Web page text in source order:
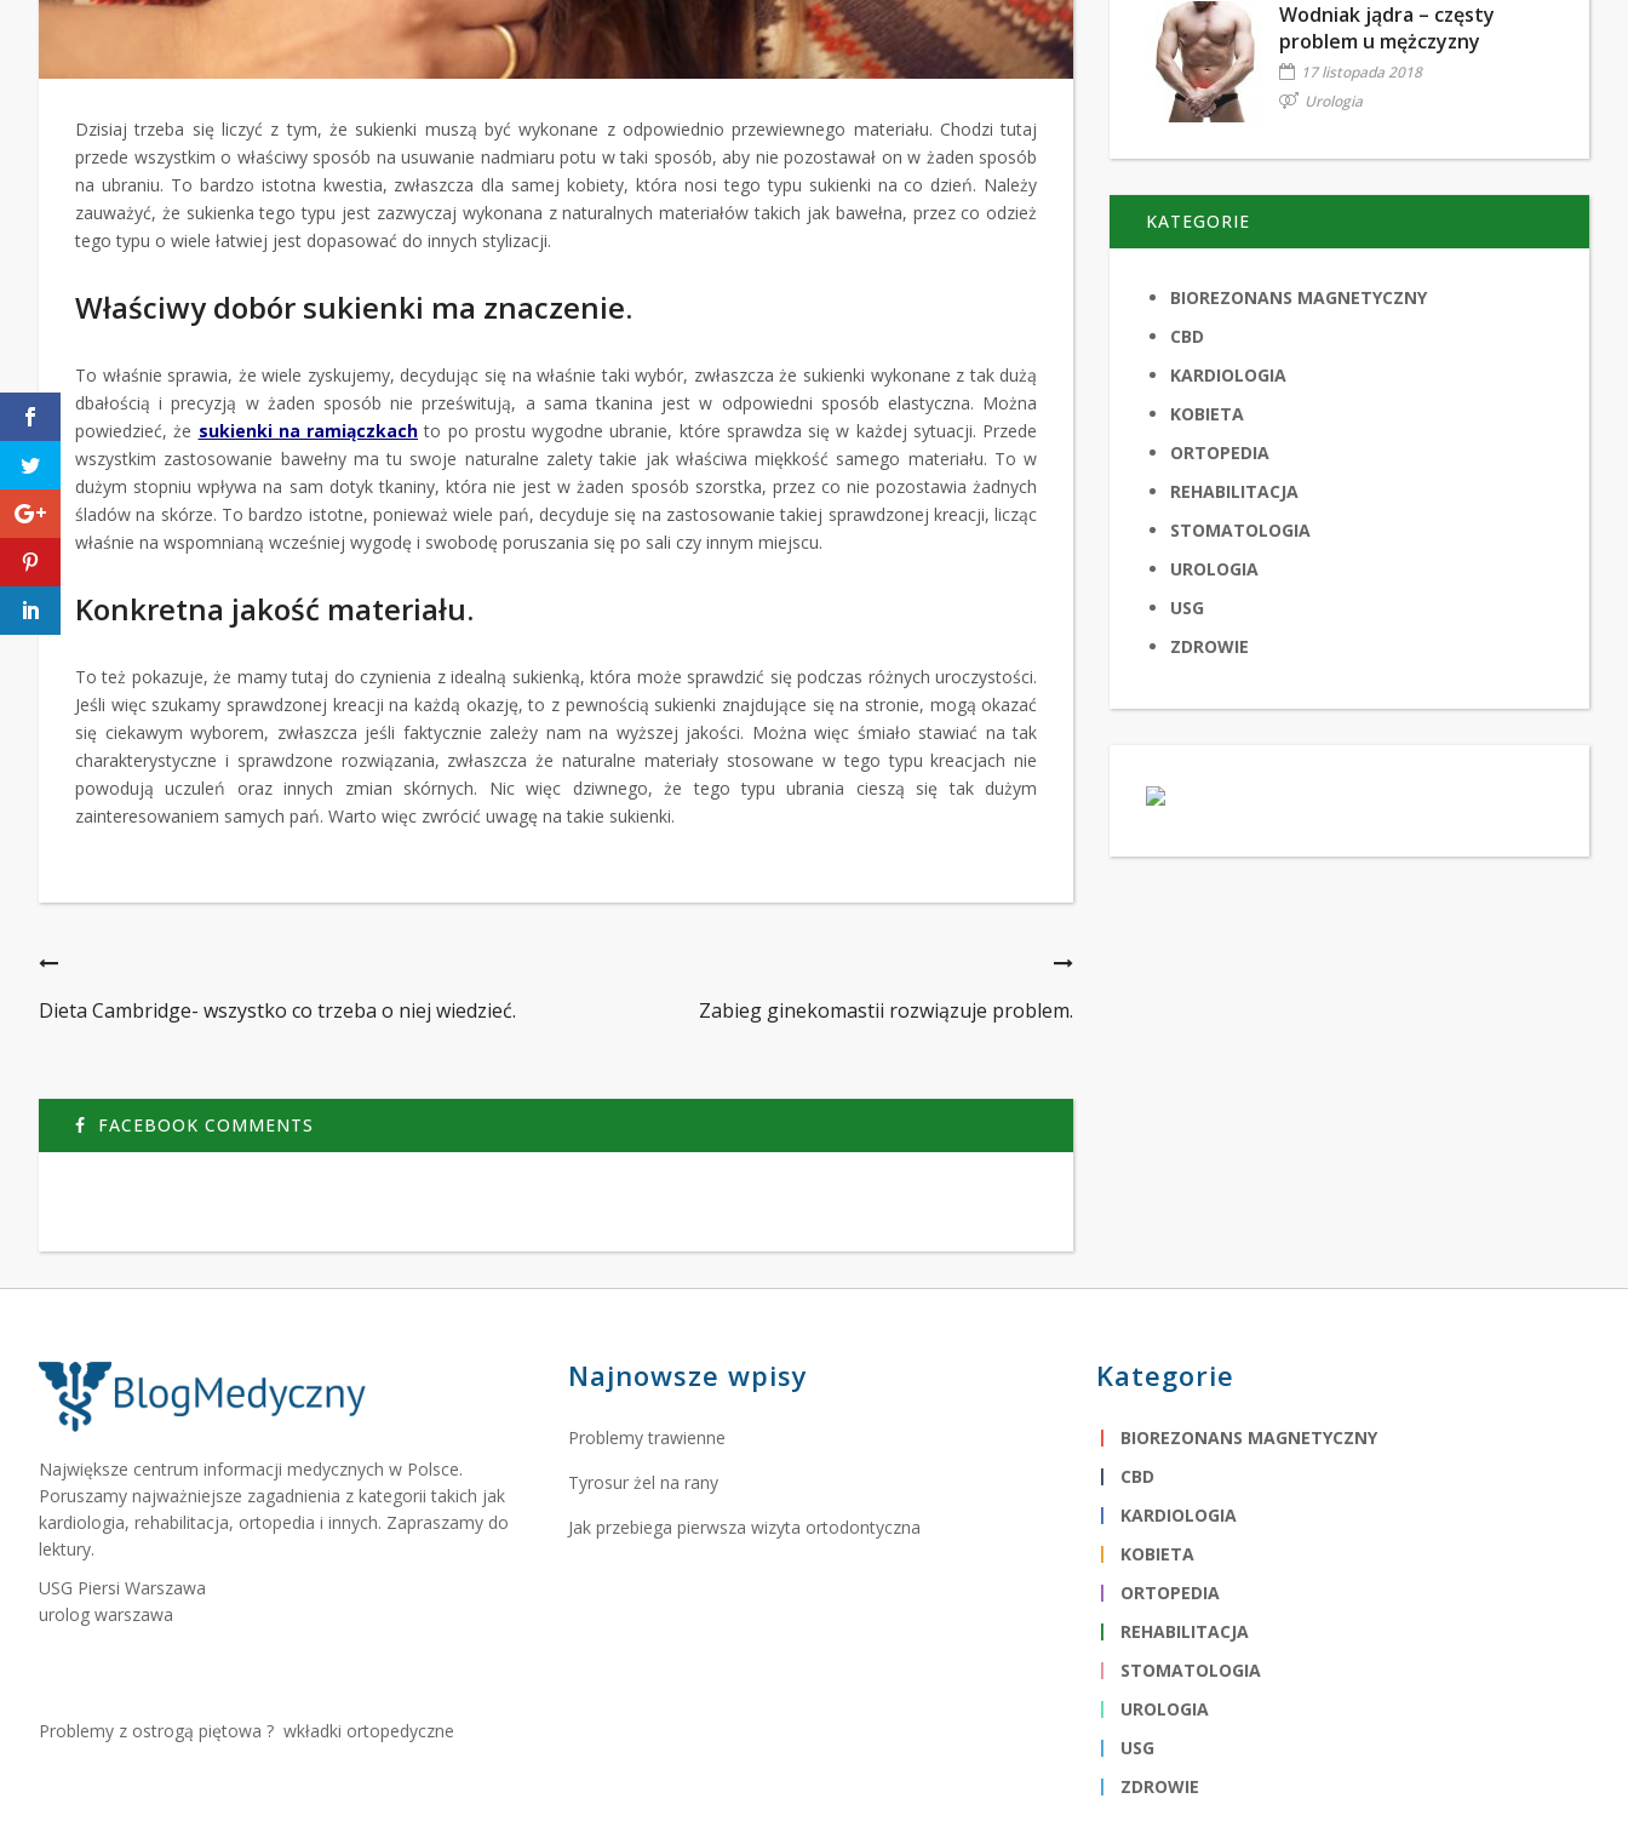
Dzisiaj trzeba się liczyć z tym, że sukienki muszą być wykonane z odpowiednio przewiewnego materiału. Chodzi tutaj
przede wszystkim o właściwy sposób na usuwanie nadmiaru potu w taki sposób, aby nie pozostawał on w żaden sposób
na ubraniu. To bardzo istotna kwestia, zwłaszcza dla samej kobiety, która nosi tego typu sukienki na co dzień. Należy
zauważyć, że sukienka tego typu jest zazwyczaj wykonana z naturalnych materiałów takich jak bawełna, przez co odzież
tego typu o wiele łatwiej jest dopasować do innych stylizacji.
Właściwy dobór sukienki ma znaczenie.
To właśnie sprawia, że wiele zyskujemy, decydując się na właśnie taki wybór, zwłaszcza że sukienki wykonane z tak dużą
dbałością i precyzją w żaden sposób nie prześwitują, a sama tkanina jest w odpowiedni sposób elastyczna. Można
powiedzieć, że sukienki na ramiączkach to po prostu wygodne ubranie, które sprawdza się w każdej sytuacji. Przede
wszystkim zastosowanie bawełny ma tu swoje naturalne zalety takie jak właściwa miękkość samego materiału. To w
dużym stopniu wpływa na sam dotyk tkaniny, która nie jest w żaden sposób szorstka, przez co nie pozostawia żadnych
śladów na skórze. To bardzo istotne, ponieważ wiele pań, decyduje się na zastosowanie takiej sprawdzonej kreacji, licząc
właśnie na wspomnianą wcześniej wygodę i swobodę poruszania się po sali czy innym miejscu.
Konkretna jakość materiału.
To też pokazuje, że mamy tutaj do czynienia z idealną sukienką, która może sprawdzić się podczas różnych uroczystości.
Jeśli więc szukamy sprawdzonej kreacji na każdą okazję, to z pewnością sukienki znajdujące się na stronie, mogą okazać
się ciekawym wyborem, zwłaszcza jeśli faktycznie zależy nam na wyższej jakości. Można więc śmiało stawiać na tak
charakterystyczne i sprawdzone rozwiązania, zwłaszcza że naturalne materiały stosowane w tego typu kreacjach nie
powodują uczuleń oraz innych zmian skórnych. Nic więc dziwnego, że tego typu ubrania cieszą się tak dużym
zainteresowaniem samych pań. Warto więc zwrócić uwagę na takie sukienki.
Dieta Cambridge- wszystko co trzeba o niej wiedzieć. Zabieg ginekomastii rozwiązuje problem.
FACEBOOK COMMENTS
Wodniak jądra – częsty
problem u mężczyzny
17 listopada 2018
Urologia
KATEGORIE
BIOREZONANS MAGNETYCZNY
CBD
KARDIOLOGIA
KOBIETA
ORTOPEDIA
REHABILITACJA
STOMATOLOGIA
UROLOGIA
USG
ZDROWIE
Największe centrum informacji medycznych w Polsce.
Poruszamy najważniejsze zagadnienia z kategorii takich jak
kardiologia, rehabilitacja, ortopedia i innych. Zapraszamy do
lektury.
USG Piersi Warszawa
urolog warszawa
Problemy z ostrogą piętowa ? wkładki ortopedyczne
Najnowsze wpisy
Problemy trawienne
Tyrosur żel na rany
Jak przebiega pierwsza wizyta ortodontyczna
Kategorie
BIOREZONANS MAGNETYCZNY
CBD
KARDIOLOGIA
KOBIETA
ORTOPEDIA
REHABILITACJA
STOMATOLOGIA
UROLOGIA
USG
ZDROWIE